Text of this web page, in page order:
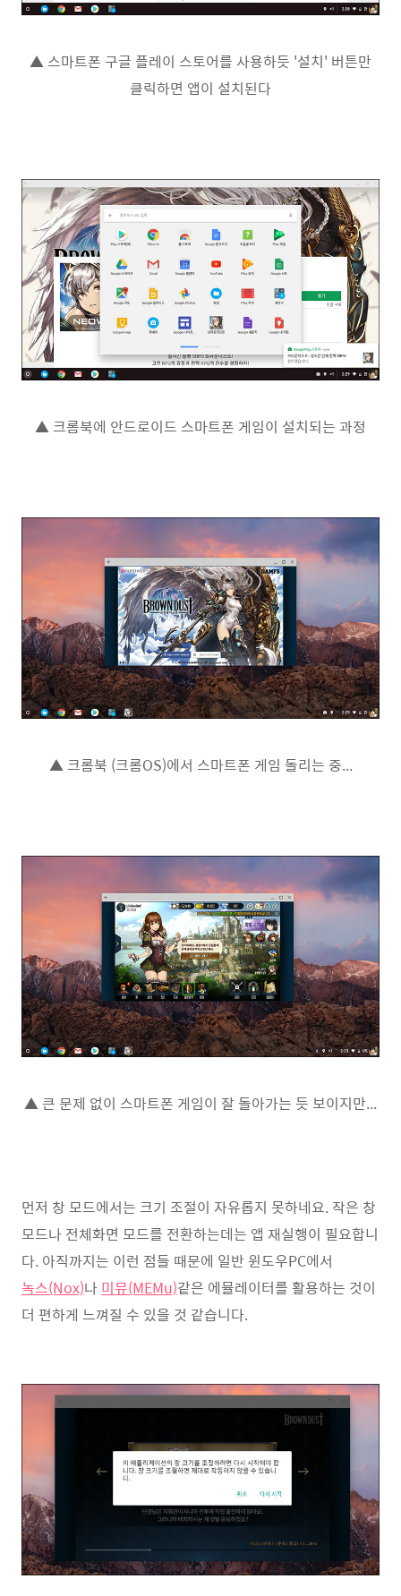
▲ 스마트폰 구글 플레이 스토어를 사용하듯 '설치' 버튼만
클릭하면 앱이 설치된다
▲ 크롬북에 안드로이드 스마트폰 게임이 설치되는 과정
▲ 크롬북 (크롬OS)에서 스마트폰 게임 돌리는 중...
▲ 큰 문제 없이 스마트폰 게임이 잘 돌아가는 듯 보이지만...
먼저 창 모드에서는 크기 조절이 자유롭지 못하네요. 작은 창
모드나 전체화면 모드를 전환하는데는 앱 재실행이 필요합니
다. 아직까지는 이런 점들 때문에 일반 윈도우PC에서
녹스(Nox)나 미뮤(MEMu)같은 에뮬레이터를 활용하는 것이
더 편하게 느껴질 수 있을 것 같습니다.